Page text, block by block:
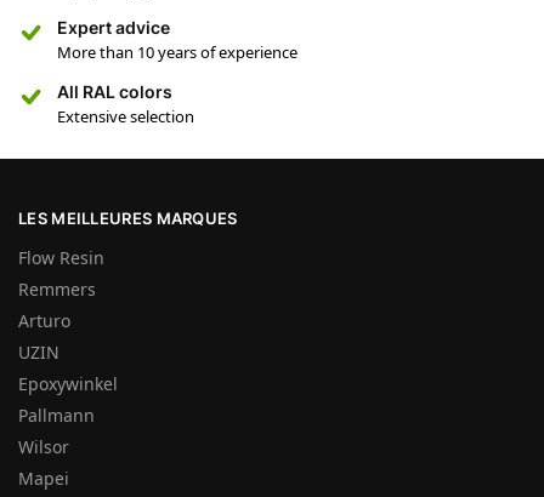
Expert advice
More than 10 years of experience
All RAL colors
Extensive selection
LES MEILLEURES MARQUES
Flow Resin
Remmers
Arturo
UZIN
Epoxywinkel
Pallmann
Wilsor
Mapei